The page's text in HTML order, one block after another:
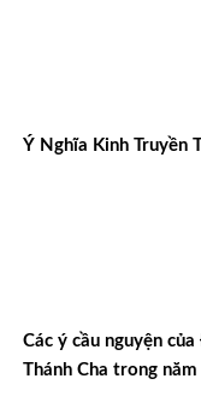
Ý Nghĩa Kinh Truyền
Các ý cầu nguyện
Thánh Cha trong